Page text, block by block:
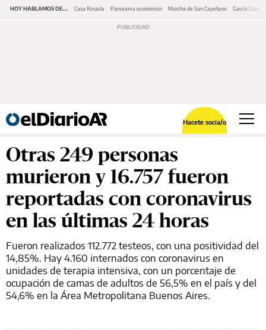
HOY HABLAMOS DE... Casa Rosada Panorama económico Marcha de San Cayetano García Cuerva
Hacete socia/o
Otras 249 personas
murieron y 16.757 fueron
reportadas con coronavirus
en las últimas 24 horas
Fueron realizados 112.772 testeos, con una positividad del
14,85%. Hay 4.160 internados con coronavirus en
unidades de terapia intensiva, con un porcentaje de
ocupación de camas de adultos de 56,5% en el país y del
54,6% en la Área Metropolitana Buenos Aires.